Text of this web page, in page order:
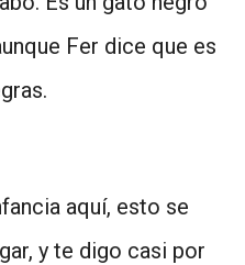
Fer dice que es
aquí, esto se
y te digo casi por